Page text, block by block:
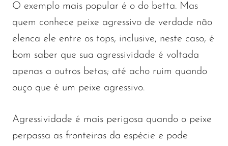
O exemplo mais popular é o do betta. Mas
quem conhece peixe agressivo de verdade não
elenca ele entre os tops, inclusive, neste caso, é
bom saber que sua agressividade é voltada
apenas a outros betas; até acho ruim quando
ouço que é um peixe agressivo.
Agressividade é mais perigosa quando o peixe
perpassa as fronteiras da espécie e pode